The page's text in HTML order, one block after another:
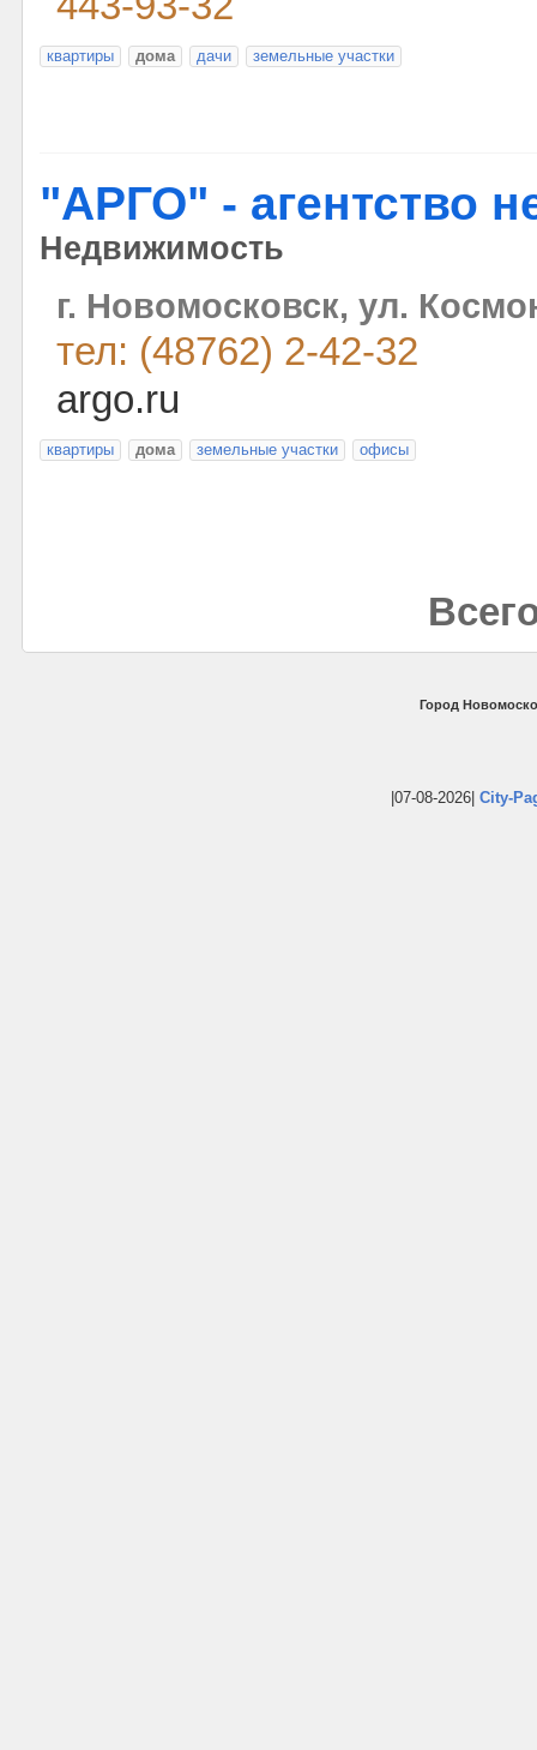
квартиры дома дачи земельные участки
"АРГО" - агентство
Недвижимость
г. Новомосковск, ул.
тел: (48762) 2-42-32
argo.ru
квартиры дома земельные участки офисы
Город
|07-08-2026| City-